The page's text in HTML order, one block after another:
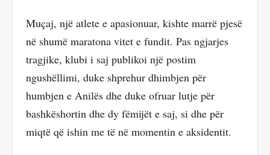
Muçaj, një atlete e apasionuar, kishte marrë pjesë
në shumë maratona vitet e fundit. Pas ngjarjes
tragjike, klubi i saj publikoi një postim
ngushëllimi, duke shprehur dhimbjen për
humbjen e Anilës dhe duke ofruar lutje për
bashkëshortin dhe dy fëmijët e saj, si dhe për
miqtë që ishin me të në momentin e aksidentit.